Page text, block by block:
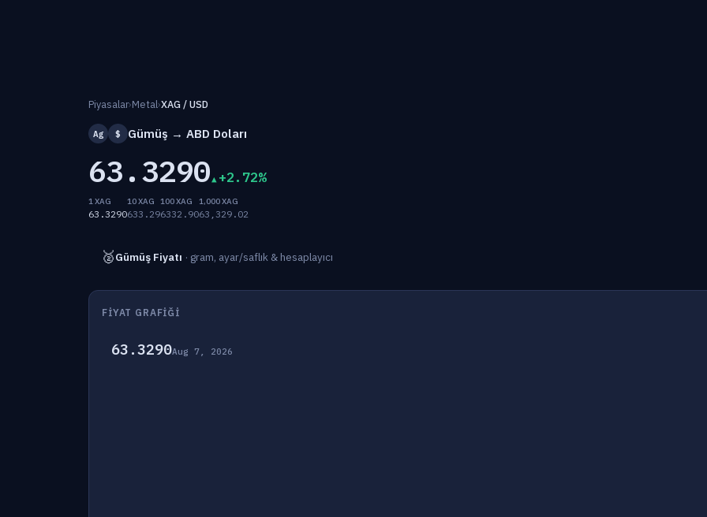
Piyasalar›Metal›XAG / USD
Ag $ Gümüş → ABD Doları
63.3290 +2.72%
1 XAG
63.3290
10 XAG
633.29
100 XAG
6332.90
1,000 XAG
63,329.02
🥈Gümüş Fiyatı · gram, ayar/saflık & hesaplayıcı
FIYAT GRAFIĞI
63.3290Aug 7, 2026